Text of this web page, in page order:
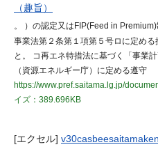
（趣旨）
。 ）の認定又はFIP(Feed in
事業法第２条第１項第５号ロに定める
と。 コ再エネ特措法に基づく「事業
（資源エネルギー庁）に定める遵守
https://www.pref.saitama.lg.jp/
イズ：389.696KB
[エクセル]